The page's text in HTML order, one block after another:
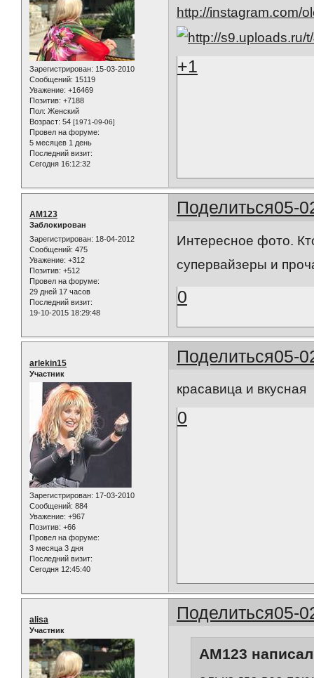
Зарегистрирован: 15-03-2010
Сообщений: 15119
Уважение: +16469
Позитив: +7188
Пол: Женский
Возраст: 54 [1971-09-06]
Провел на форуме:
5 месяцев 1 день
Последний визит:
Сегодня 16:12:32
http://instagram.com/
+1
Поделиться05-
AM123
Заблокирован
Зарегистрирован: 18-04-2012
Сообщений: 475
Уважение: +312
Позитив: +512
Провел на форуме:
29 дней 17 часов
Последний визит:
19-10-2015 18:29:48
Интересное фото.
супервайзеры и
0
Поделиться05-
arlekin15
Участник
Зарегистрирован: 17-03-2010
Сообщений: 884
Уважение: +967
Позитив: +66
Провел на форуме:
3 месяца 3 дня
Последний визит:
Сегодня 12:45:40
красавица и вкусная
0
Поделиться05-
alisa
Участник
AM123